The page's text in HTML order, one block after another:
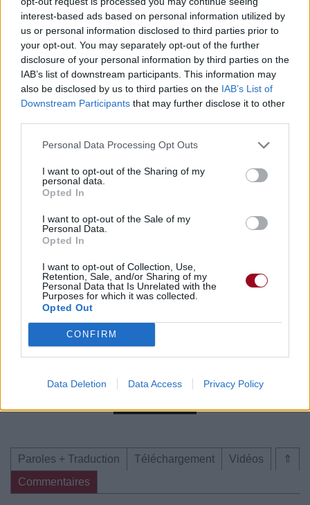
interest-based ads based on personal information utilized by
us or personal information disclosed to third parties prior to
your opt-out. You may separately opt-out of the further
disclosure of your personal information by third parties on the
IAB’s list of downstream participants. This information may
also be disclosed by us to third parties on the IAB’s List of
Downstream Participants that may further disclose it to other
Personal Data Processing Opt Outs
I want to opt-out of the Sharing of my
personal data.
Opted In
I want to opt-out of the Sale of my
Personal Data.
Opted In
I want to opt-out of Collection, Use,
Retention, Sale, and/or Sharing of my
Personal Data that Is Unrelated with the
Purposes for which it was collected.
Opted Out
CONFIRM
Data Deletion Data Access Privacy Policy
Commentaires
Pour prolonger le plaisir musical :
Vous aimez chanter, apprenez la guitare chez
Télécharger légalement les MP3 sur
Télécharger légalement les MP3 ou trouver le CD sur
Trouver des vinyles et des CD sur
Trouver un instrument de musique ou une partition au
Commentaires
Voir la vidéo de «Blame (Piano
Version)»
⇑
Paroles + Traduction Téléchargement
Vidéos
Commentaires